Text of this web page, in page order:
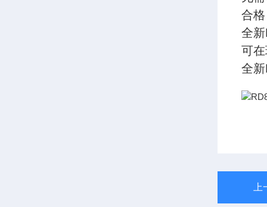
合
全
可
全